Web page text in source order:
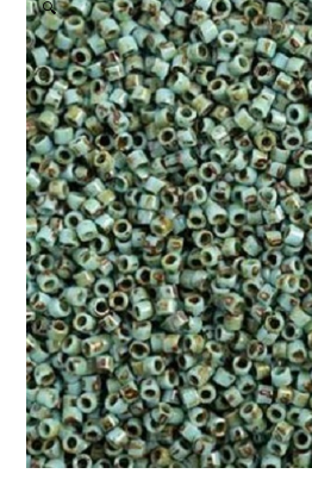
🔍